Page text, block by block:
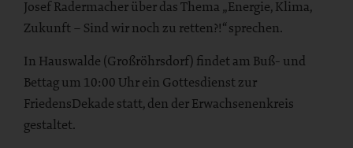
Josef Radermacher über das Thema „Energie, Klima,
Zukunft – Sind wir noch zu retten?!“ sprechen.
In Hauswalde (Großröhrsdorf) findet am Buß- und
Bettag um 10:00 Uhr ein Gottesdienst zur
FriedensDekade statt, den der Erwachsenenkreis
gestaltet.